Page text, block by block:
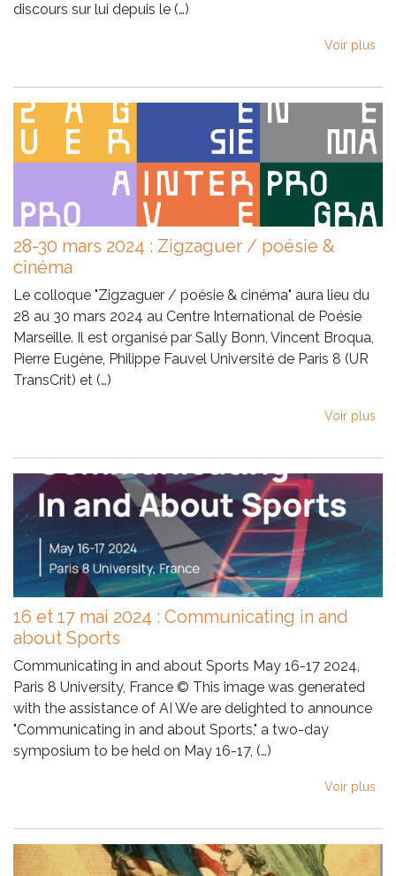
discours sur lui depuis le (…)
Voir plus
28-30 mars 2024 : Zigzaguer / poésie &
cinéma
Le colloque "Zigzaguer / poésie & cinéma" aura lieu du
28 au 30 mars 2024 au Centre International de Poésie
Marseille. Il est organisé par Sally Bonn, Vincent Broqua,
Pierre Eugène, Philippe Fauvel Université de Paris 8 (UR
TransCrit) et (…)
Voir plus
16 et 17 mai 2024 : Communicating in and
about Sports
Communicating in and about Sports May 16-17 2024,
Paris 8 University, France © This image was generated
with the assistance of AI We are delighted to announce
"Communicating in and about Sports," a two-day
symposium to be held on May 16-17, (…)
Voir plus